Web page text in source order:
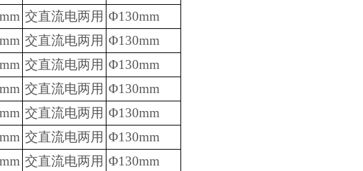
交直流电两用 Φ130mm
交直流电两用 Φ130mm
交直流电两用 Φ130mm
交直流电两用 Φ130mm
交直流电两用 Φ130mm
交直流电两用 Φ130mm
交直流电两用 Φ130mm